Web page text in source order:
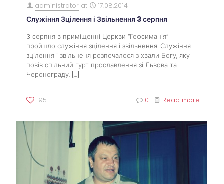
administrator at 17.08.2014
Служіння Зцілення і Звільнення 3 серпня
3 серпня в приміщенні Церкви “Гефсиманія”
пройшло служіння зцілення і звільнення. Служіння
зцілення і звільненя розпочалося з хвали Богу, яку
повів спільний гурт прославлення зі Львова та
Черонограду. […]
95 0 Read more